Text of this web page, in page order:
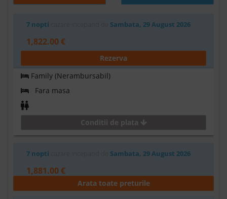
7 nopti Sambata, 29 August 2026
1,822.00 €
Rezerva
Family (Nerambursabil)
Fara masa
Conditii de plata
7 nopti Sambata, 29 August 2026
1,881.00 €
Rezerva
Arata toate preturile